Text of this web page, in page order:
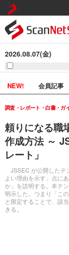
2026.08.07(金)
NEW! 会員記事
頼りになる職
作成方法 ～
レート」
JSSEC が公開したテ
よい理由を示す」点に
か」を説明する。本テ
明示した。つまり「こ
と限定することで、該
きる。
調査・レポート・白書・ガ